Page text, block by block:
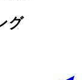
グ